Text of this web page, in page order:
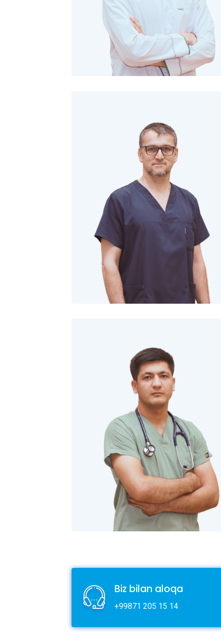
Biz bilan aloqa
+99871 205 15 14